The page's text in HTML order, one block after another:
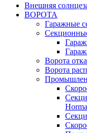
Внешняя
ВОРОТА
Гаражные
Ворота
Ворота